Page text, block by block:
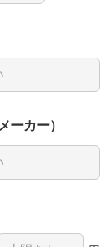
ーカー）